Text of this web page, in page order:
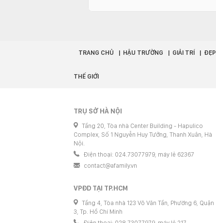
TRANG CHỦ HẬU TRƯỜNG GIẢI TRÍ ĐẸP
THẾ GIỚI
TRỤ SỞ HÀ NỘI
Tầng 20, Tòa nhà Center Building - Hapulico
Complex, Số 1 Nguyễn Huy Tưởng, Thanh Xuân, Hà
Nội.
Điện thoại: 024.73077979, máy lẻ 62367
contact@afamily.vn
VPĐD TẠI TP.HCM
Tầng 4, Tòa nhà 123 Võ Văn Tần, Phường 6, Quận
3, Tp. Hồ Chí Minh